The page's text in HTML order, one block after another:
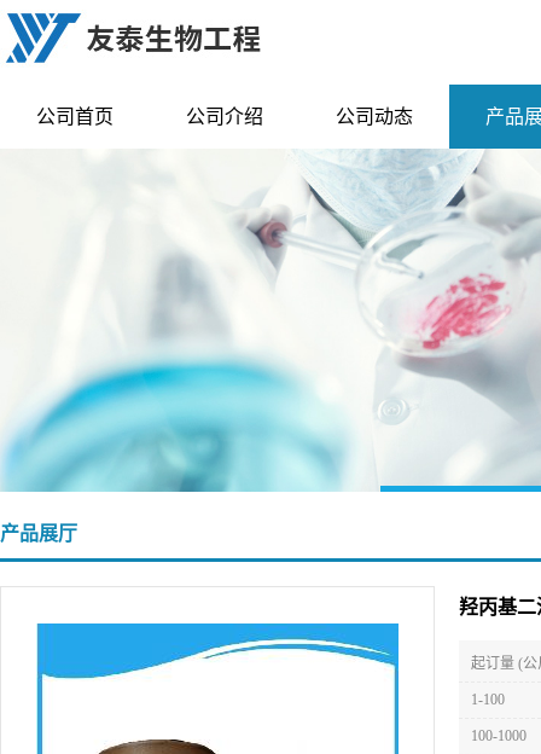
公司首页 公司介绍 公司动态 产品
产品展厅
羟丙基二
起订量 (公
1-100
100-1000